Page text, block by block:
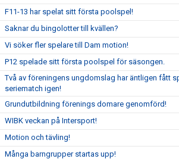
F11-13 har spelat sitt första poolspel!
Saknar du bingolotter till kvällen?
Vi söker fler spelare till Dam motion!
P12 spelade sitt första poolspel för säsongen.
Två av föreningens ungdomslag har äntligen fått
seriematch igen!
Grundutbildning förenings domare genomförd!
WIBK veckan på Intersport!
Motion och tävling!
Många barngrupper startas upp!